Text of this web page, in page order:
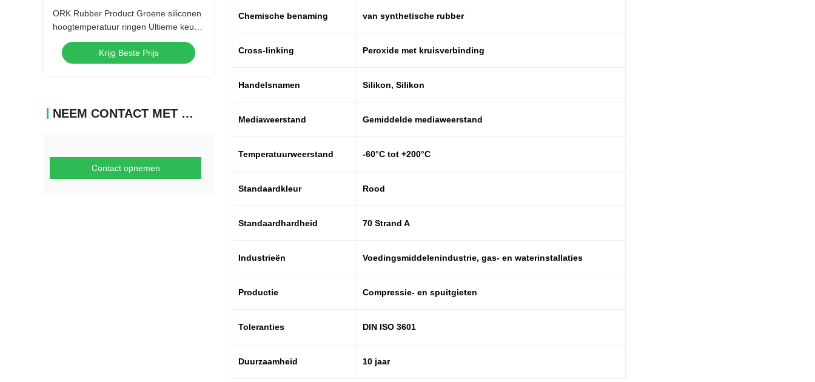
ORK Rubber Product Groene siliconen
hoogtemperatuur ringen Ultieme keuze
voor afdichting
Krijg Beste Prijs
NEEM CONTACT MET ONS OP
Contact opnemen
Chemische benaming van synthetische rubber
Cross-linking Peroxide met kruisverbinding
Handelsnamen Silikon, Silikon
Mediaweerstand Gemiddelde mediaweerstand
Temperatuurweerstand -60°C tot +200°C
Standaardkleur Rood
Standaardhardheid 70 Strand A
Industrieën Voedingsmiddelenindustrie, gas- en waterinstallaties
Productie Compressie- en spuitgieten
Toleranties DIN ISO 3601
Duurzaamheid 10 jaar